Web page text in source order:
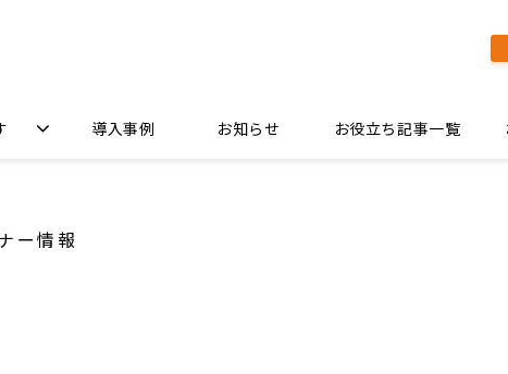
導入事例 お知らせ お役立ち記事一覧
ー情報